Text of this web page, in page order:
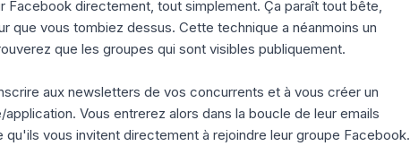
Facebook directement, tout simplement. Ça paraît tout bête,
que vous tombiez dessus. Cette technique a néanmoins un
que les groupes qui sont visibles publiquement.
aux newsletters de vos concurrents et à vous créer un
Vous entrerez alors dans la boucle de leur emails
vous invitent directement à rejoindre leur groupe Facebook.